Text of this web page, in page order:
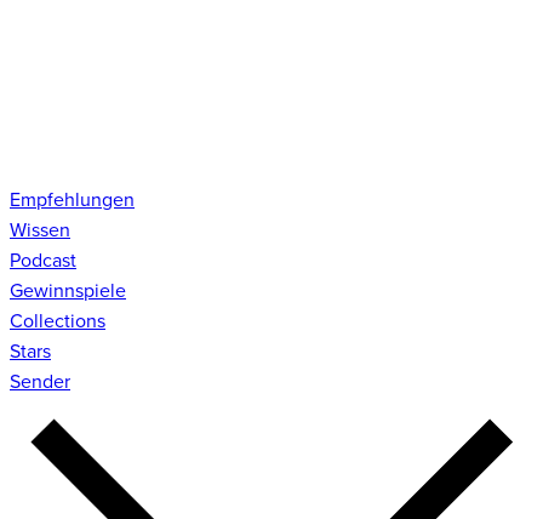
Empfehlungen
Wissen
Podcast
Gewinnspiele
Collections
Stars
Sender